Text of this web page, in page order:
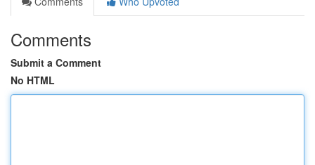
Comments
Submit a Comment
No HTML